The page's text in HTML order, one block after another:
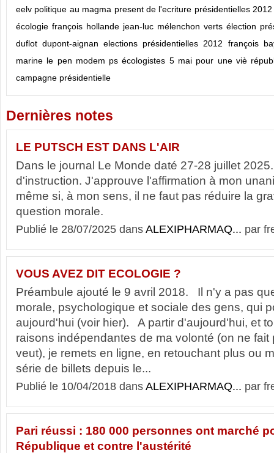
eelv politique au magma present de l'ecriture présidentielles 2012
écologie françois hollande jean-luc mélenchon verts élection
duflot dupont-aignan elections présidentielles 2012
françois
marine le pen modem ps écologistes 5 mai pour une viè
campagne présidentielle
Dernières notes
LE PUTSCH EST DANS L'AIR
Dans le journal Le Monde daté 27-28 juillet
d'instruction. J'approuve l'affirmation à mon
même si, à mon sens, il ne faut pas réduire la
question morale.
Publié le 28/07/2025 dans ALEXIPHARMAQ... par
VOUS AVEZ DIT ECOLOGIE ?
Préambule ajouté le 9 avril 2018. Il n'y a pas
morale, psychologique et sociale des gens, qui
aujourd'hui (voir hier). A partir d'aujourd'hui, et
raisons indépendantes de ma volonté (on ne
veut), je remets en ligne, en retouchant plus ou
série de billets depuis le...
Publié le 10/04/2018 dans ALEXIPHARMAQ... par
Pari réussi : 180 000 personnes ont marché
République et contre l'austérité